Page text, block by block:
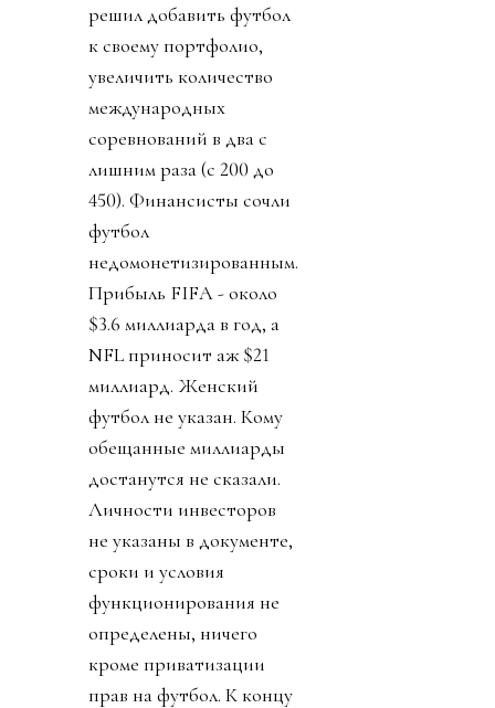
решил добавить футбол
к своему портфолио,
увеличить количество
международных
соревнований в два с
лишним раза (с 200 до
450). Финансисты сочли
футбол
недомонетизированным.
Прибыль FIFA - около
$3.6 миллиарда в год, а
NFL приносит аж $21
миллиард. Женский
футбол не указан. Кому
обещанные миллиарды
достанутся не сказали.
Личности инвесторов
не указаны в документе,
сроки и условия
функционирования не
определены, ничего
кроме приватизации
прав на футбол. К концу